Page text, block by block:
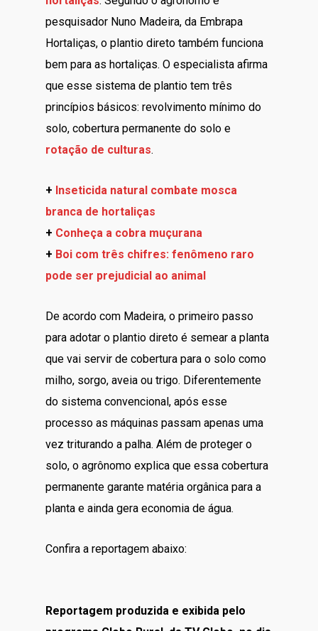
pesquisador Nuno Madeira, da Embrapa
Hortaliças, o plantio direto também funciona
bem para as hortaliças. O especialista afirma
que esse sistema de plantio tem três
princípios básicos: revolvimento mínimo do
solo, cobertura permanente do solo e
rotação de culturas.
+ Inseticida natural combate mosca
branca de hortaliças
+ Conheça a cobra muçurana
+ Boi com três chifres: fenômeno raro
pode ser prejudicial ao animal
De acordo com Madeira, o primeiro passo
para adotar o plantio direto é semear a planta
que vai servir de cobertura para o solo como
milho, sorgo, aveia ou trigo. Diferentemente
do sistema convencional, após esse
processo as máquinas passam apenas uma
vez triturando a palha. Além de proteger o
solo, o agrônomo explica que essa cobertura
permanente garante matéria orgânica para a
planta e ainda gera economia de água.
Confira a reportagem abaixo:
Reportagem produzida e exibida pelo